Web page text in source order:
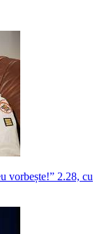
vorbește!” 2.28, cu